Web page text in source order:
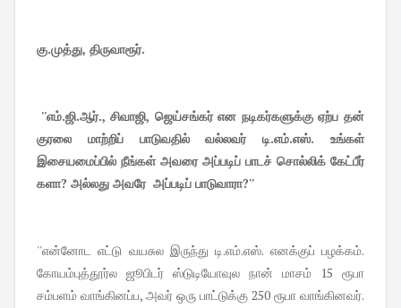
கு.முத்து, திருவாரூர்.
''எம்.ஜி.ஆர்., சிவாஜி, ஜெய்சங்கர் என நடிகர்களுக்கு ஏற்ப தன்
குரலை மாற்றிப் பாடுவதில் வல்லவர் டி.எம்.எஸ். உங்கள்
இசையமைப்பில் நீங்கள் அவரை அப்படிப் பாடச் சொல்லிக் கேட்பீர்
களா? அல்லது அவரே அப்படிப் பாடுவாரா?''
''என்னோட எட்டு வயசுல இருந்து டி.எம்.எஸ். எனக்குப் பழக்கம்.
கோயம்புத்தூர்ல ஜூபிடர் ஸ்டுடியோவுல நான் மாசம் 15 ரூபா
சம்பளம் வாங்கினப்ப, அவர் ஒரு பாட்டுக்கு 250 ரூபா வாங்கினவர்.